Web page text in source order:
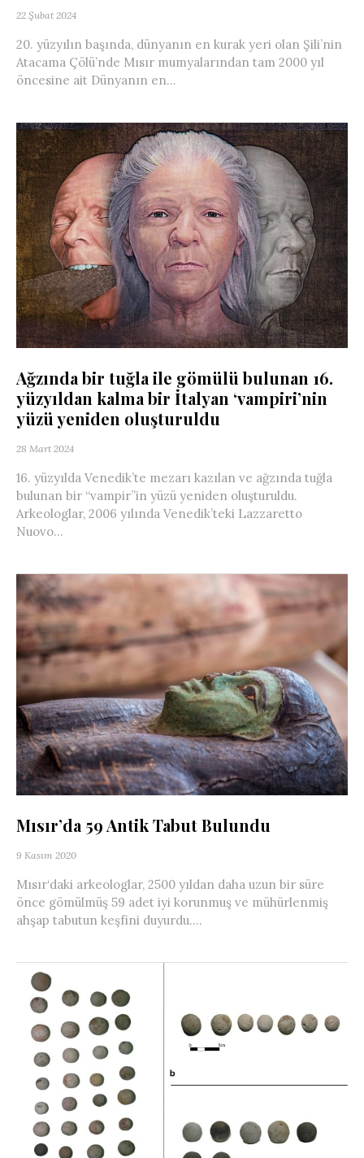
22 Şubat 2024
20. yüzyılın başında, dünyanın en kurak yeri olan Şili’nin
Atacama Çölü’nde Mısır mumyalarından tam 2000 yıl
öncesine ait Dünyanın en...
Ağzında bir tuğla ile gömülü bulunan 16.
yüzyıldan kalma bir İtalyan ‘vampiri’nin
yüzü yeniden oluşturuldu
28 Mart 2024
16. yüzyılda Venedik’te mezarı kazılan ve ağzında tuğla
bulunan bir “vampir”in yüzü yeniden oluşturuldu.
Arkeologlar, 2006 yılında Venedik’teki Lazzaretto
Nuovo...
Mısır’da 59 Antik Tabut Bulundu
9 Kasım 2020
Mısır‘daki arkeologlar, 2500 yıldan daha uzun bir süre
önce gömülmüş 59 adet iyi korunmuş ve mühürlenmiş
ahşap tabutun keşfini duyurdu....